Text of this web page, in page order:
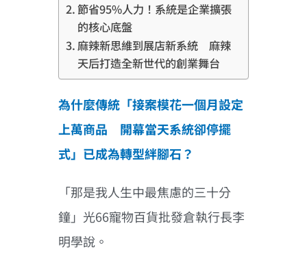
節省95%人力！系統是企業擴張
的核心底盤
麻辣新思維到展店新系統 麻辣
天后打造全新世代的創業舞台
為什麼傳統「接案模花一個月設定
上萬商品 開幕當天系統卻停擺
式」已成為轉型絆腳石？
「那是我人生中最焦慮的三十分
鐘」光66寵物百貨批發倉執行長李
明學說。